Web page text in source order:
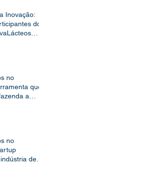
Inovação:
do
no
que
a
no
de